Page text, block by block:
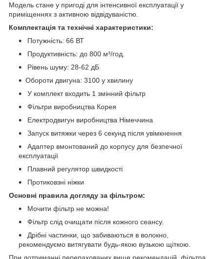
Модель стане у пригоді для інтенсивної експлуатації у
приміщеннях з активною відвідуваністю.
Комплектація та технічні характеристики:
Потужність: 66 ВТ
Продуктивність: до 800 м³/год.
Рівень шуму: 28-62 дБ
Обороти двигуна: 3100 у хвилину
У комплект входить 1 змінний фільтр
Фільтри виробництва Корея
Електродвигун виробництва Німеччина
Запуск витяжки через 6 секунд після увімкнення
Адаптер вмонтований до корпусу для безпечної
експлуатації
Плавний регулятор швидкості
Протиковзні ніжки
Основні правила догляду за фільтром:
Мочити фільтр не можна!
Фільтр слід очищати після кожного сеансу.
Дрібні частинки, що забиваються в волокно,
рекомендуємо витягувати будь-якою вузькою щіткою.
При дотриманні перерахованих вище рекомендацій, фільтра